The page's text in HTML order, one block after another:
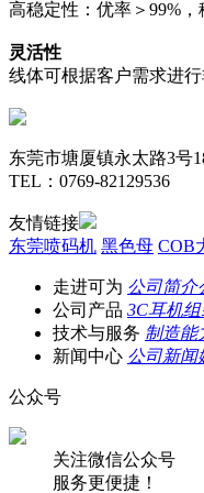
高稳定性：优率＞99%，
灵活性
线体可根据客户需求进
东莞市塘厦镇永太路3号
TEL：0769-82129536
友情链接
东莞喷码机 黑色母 COB
走进可为 公司简介
公司产品 3C耳机
技术与服务 制造能
新闻中心 公司新闻
公众号
关注微信公众号
服务更便捷！